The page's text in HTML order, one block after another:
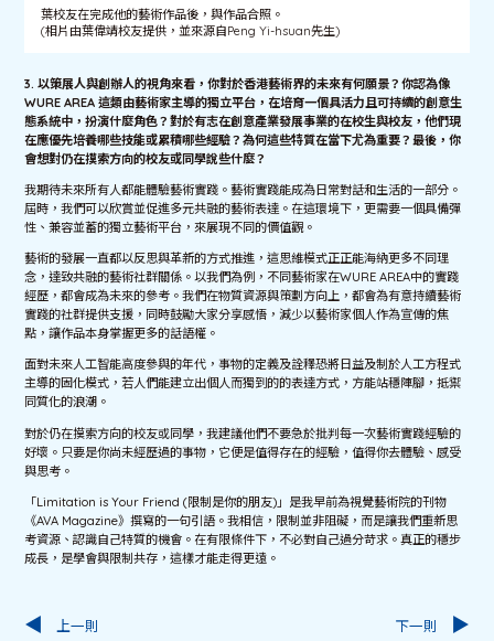
葉校友在完成他的藝術作品後，與作品合照。
(相片由葉偉靖校友提供，並來源自Peng Yi-hsuan先生)
3.以策展人與創辦人的視角來看，你對於香港藝術界的未來有何願景？你認為像
WURE AREA這類由藝術家主導的獨立平台，在培育一個具活力且可持續的創意生
態系統中，扮演什麼角色？對於有志在創意產業發展事業的在校生與校友，他們現
在應優先培養哪些技能或累積哪些經驗？為何這些特質在當下尤為重要？最後，你
會想對仍在摸索方向的校友或同學說些什麼？
我期待未來所有人都能體驗藝術實踐。藝術實踐能成為日常對話和生活的一部分。
屆時，我們可以欣賞並促進多元共融的藝術表達。在這環境下，更需要一個具備彈
性、兼容並蓄的獨立藝術平台，來展現不同的價值觀。
藝術的發展一直都以反思與革新的方式推進，這思維模式正正能海納更多不同理
念，達致共融的藝術社群關係。以我們為例，不同藝術家在WURE AREA中的實踐
經歷，都會成為未來的參考。我們在物質資源與策劃方向上，都會為有意持續藝術
實踐的社群提供支援，同時鼓勵大家分享感悟，減少以藝術家個人作為宣傳的焦
點，讓作品本身掌握更多的話語權。
面對未來人工智能高度參與的年代，事物的定義及詮釋恐將日益及制於人工方程式
主導的固化模式，若人們能建立出個人而獨到的的表達方式，方能站穩陣腳，抵禦
同質化的浪潮。
對於仍在摸索方向的校友或同學，我建議他們不要急於批判每一次藝術實踐經驗的
好壞。只要是你尚未經歷過的事物，它便是值得存在的經驗，值得你去體驗、感受
與思考。
「Limitation is Your Friend (限制是你的朋友)」是我早前為視覺藝術院的刊物
《AVA Magazine》撰寫的一句引語。我相信，限制並非阻礙，而是讓我們重新思
考資源、認識自己特質的機會。在有限條件下，不必對自己過分苛求。真正的穩步
成長，是學會與限制共存，這樣才能走得更遠。
上一則 下一則